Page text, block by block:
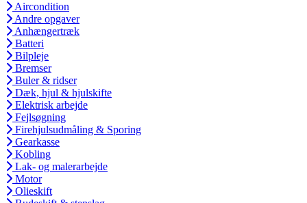
Aircondition
Andre opgaver
Anhængertræk
Batteri
Bilpleje
Bremser
Buler & ridser
Dæk, hjul & hjulskifte
Elektrisk arbejde
Fejlsøgning
Firehjulsudmåling & Sporing
Gearkasse
Kobling
Lak- og malerarbejde
Motor
Olieskift